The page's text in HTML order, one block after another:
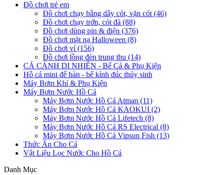
Đồ chơi trẻ em
Đồ chơi chạy bằng dây cót, vặn cót (46)
Đồ chơi chạy trớn, cót đà (88)
Đồ chơi dùng pin & điện (376)
Đồ chơi mặt nạ Halloween (8)
Đồ chơi vỉ (156)
Đồ chơi lồng đèn trung thu (14)
CÁ CẢNH DI NHIÊN - Bể Cá & Phụ Kiện
Hồ cá mini để bàn - bể kính đúc thủy sinh
Máy Bơm Khí & Phụ Kiện
Máy Bơm Nước Hồ Cá
Máy Bơm Nước Hồ Cá Atman (11)
Máy Bơm Nước Hồ Cá KAOKUI (2)
Máy Bơm Nước Hồ Cá Lifetech (8)
Máy Bơm Nước Hồ Cá RS Electrical (8)
Máy Bơm Nước Hồ Cá Vipsun Fish (13)
Thức Ăn Cho Cá
Vật Liệu Lọc Nước Cho Hồ Cá
Danh Mục